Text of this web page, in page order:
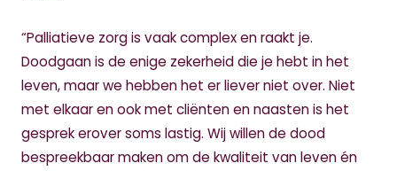
“Palliatieve zorg is vaak complex en raakt je.
Doodgaan is de enige zekerheid die je hebt in het
leven, maar we hebben het er liever niet over. Niet
met elkaar en ook met cliënten en naasten is het
gesprek erover soms lastig. Wij willen de dood
bespreekbaar maken om de kwaliteit van leven én